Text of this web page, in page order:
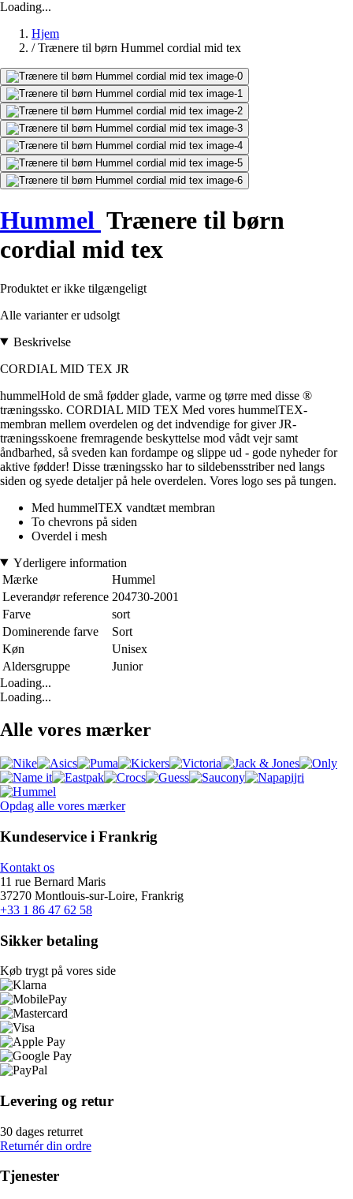
Loading...
Hjem
/ Trænere til børn Hummel cordial mid tex
Hummel Trænere til børn
cordial mid tex
Produktet er ikke tilgængeligt
Alle varianter er udsolgt
Beskrivelse
CORDIAL MID TEX JR
hummelHold de små fødder glade, varme og tørre med disse ®
træningssko. CORDIAL MID TEX Med vores hummelTEX-
membran mellem overdelen og det indvendige for giver JR-
træningsskoene fremragende beskyttelse mod vådt vejr samt
åndbarhed, så sveden kan fordampe og slippe ud - gode nyheder for
aktive fødder! Disse træningssko har to sildebensstriber ned langs
siden og syede detaljer på hele overdelen. Vores logo ses på tungen.
Med hummelTEX vandtæt membran
To chevrons på siden
Overdel i mesh
Yderligere information
Mærke
Hummel
Leverandør reference 204730-2001
Farve
sort
Dominerende farve
Sort
Køn
Unisex
Aldersgruppe
Junior
Loading...
Loading...
Alle vores mærker
Opdag alle vores mærker
Kundeservice i Frankrig
Kontakt os
11 rue Bernard Maris
37270 Montlouis-sur-Loire, Frankrig
+33 1 86 47 62 58
Sikker betaling
Køb trygt på vores side
Levering og retur
30 dages returret
Returnér din ordre
Tjenester